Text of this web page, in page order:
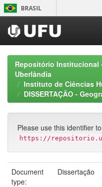
Skip
navigation
BRASIL
Repositório Institucional
Uberlândia
Instituto de Ciências
DISSERTAÇÃO -
Please use this identifier
https://
Document
type:
Dissertação